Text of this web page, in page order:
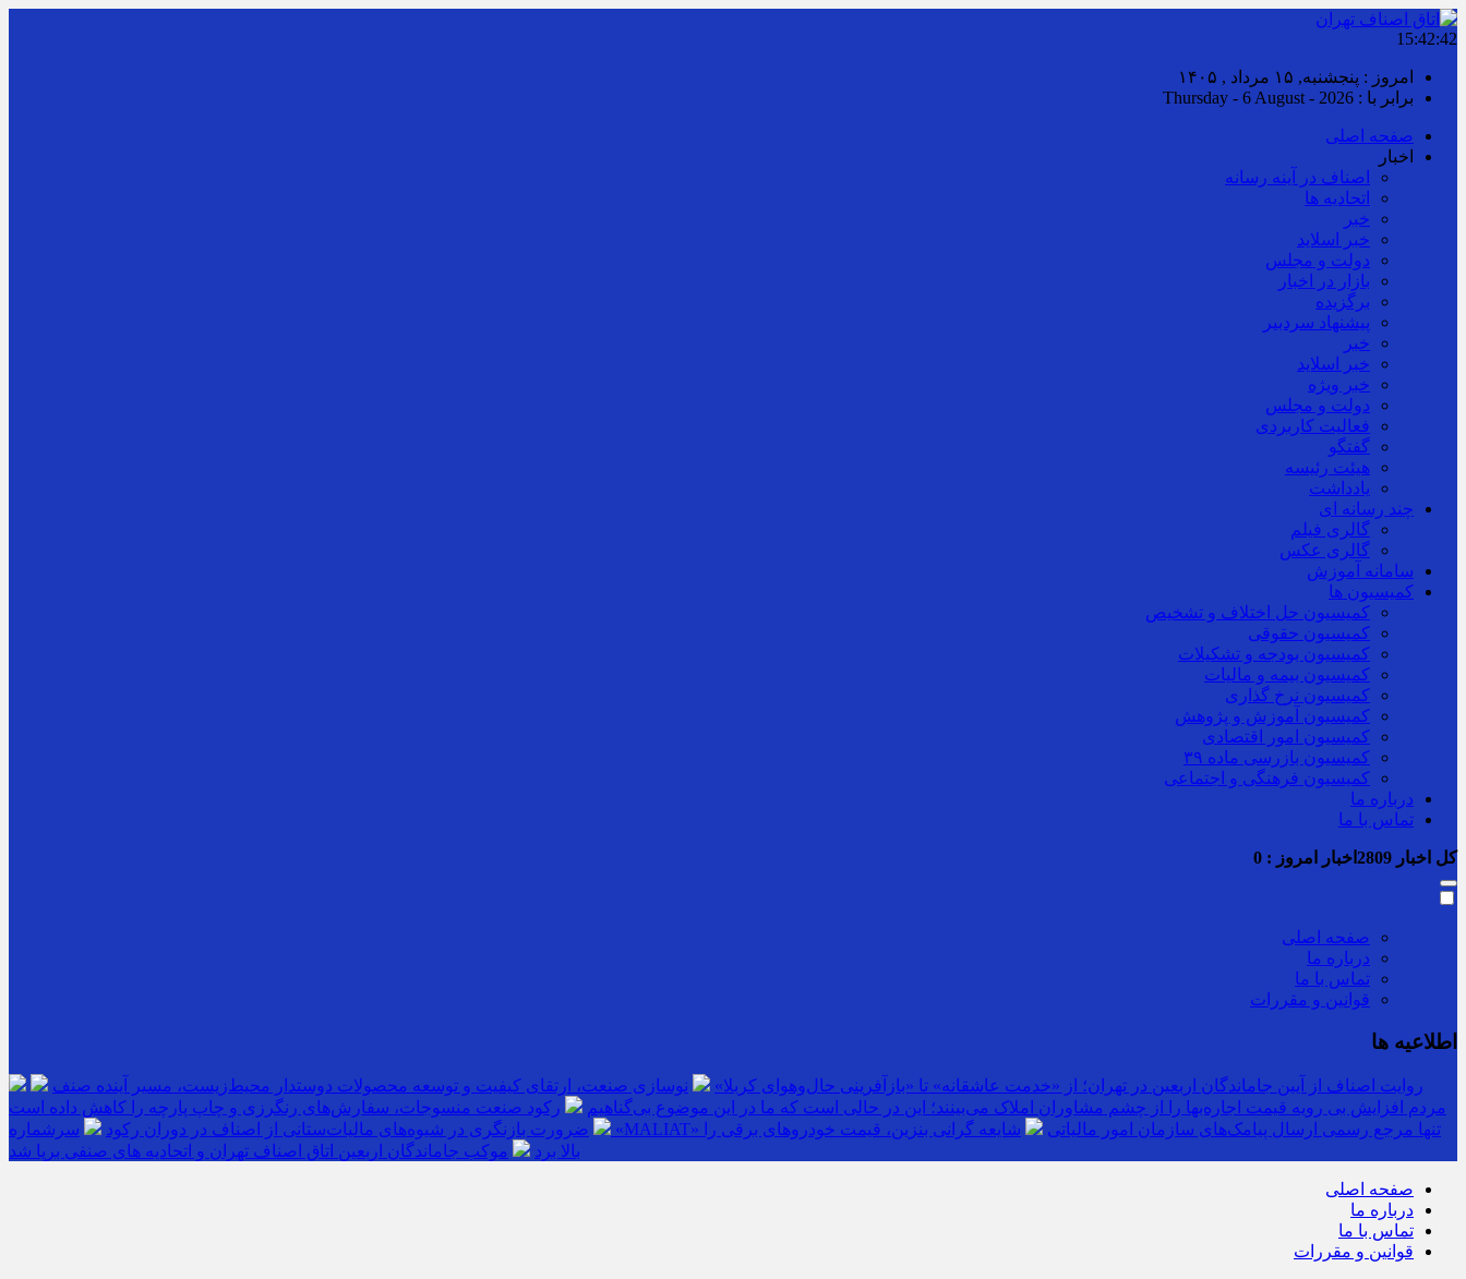
15:42:43
امروز : پنجشنبه, ۱۵ مرداد , ۱۴۰۵
برابر با : Thursday - 6 August - 2026
صفحه اصلی
اخبار
اصناف در آینه رسانه
اتحادیه ها
خبر
خبر اسلايد
دولت و مجلس
بازار در اخبار
برگزیده
پیشنهاد سردبیر
خبر
خبر اسلايد
خبر ویژه
دولت و مجلس
فعالیت کاربردی
گفتگو
هیئت رئیسه
یادداشت
چند رسانه ای
گالری فیلم
گالری عکس
سامانه آموزش
کمیسیون ها
کمیسیون حل اختلاف و تشخیص
کمیسیون حقوقی
کمیسیون بودجه و تشکیلات
کمیسیون بیمه و مالیات
کمیسیون نرخ گذاری
کمیسیون آموزش و پژوهش
کمیسیون امور اقتصادی
کمیسیون بازرسی ماده ۳۹
کمیسیون فرهنگی و اجتماعی
درباره ما
تماس با ما
کل اخبار اخبار امروز : 0
صفحه اصلی
درباره ما
تماس با ما
قوانین و مقررات
اطلاعیه ها
روایت اصناف از آیین جاماندگان اربعین در تهران؛ از «خدمت عاشقانه» تا «بازآفرینی حال‌وهوای کربلا»
نوسازی صنعت، ارتقای کیفیت و توسعه محصولات دوستدار محیط‌زیست، مسیر آینده صنف
مردم افزایش بی رویه قیمت اجاره‌بها را از چشم مشاوران املاک می‌بینند؛ این در حالی است که ما در این موضوع بی‌گناهیم
رکود صنعت منسوجات، سفارش‌های رنگرزی و چاپ پارچه را کاهش داده است
ضرورت بازنگری در شیوه‌های مالیات‌ستانی از اصناف در دوران رکود
سرشماره «MALIAT» تنها مرجع رسمی ارسال پیامک‌های سازمان امور مالیاتی
شایعه گرانی بنزین، قیمت خودروهای برقی را
بالا برد
موکب جاماندگان اربعین اتاق اصناف تهران و اتحادیه های صنفی برپا شد
صفحه اصلی
درباره ما
تماس با ما
قوانین و مقررات